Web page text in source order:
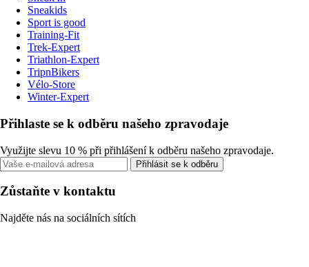
Sneakids
Sport is good
Training-Fit
Trek-Expert
Triathlon-Expert
TripnBikers
Vélo-Store
Winter-Expert
Přihlaste se k odběru našeho zpravodaje
Využijte slevu 10 % při přihlášení k odběru našeho zpravodaje.
Přihlásit se k odběru
Zůstaňte v kontaktu
Najděte nás na sociálních sítích